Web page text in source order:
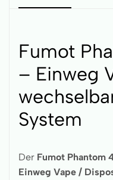
Fumot
– Einweg
System
Der Fumot Phantom
Einweg Vape /